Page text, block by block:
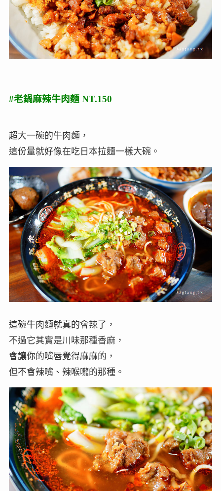
#老鍋麻辣牛肉麵 NT.150
超大一碗的牛肉麵，
這份量就好像在吃日本拉麵一樣大碗。
這碗牛肉麵就真的會辣了，
不過它其實是川味那種香麻，
會讓你的嘴唇覺得麻麻的，
但不會辣嘴、辣喉嚨的那種。